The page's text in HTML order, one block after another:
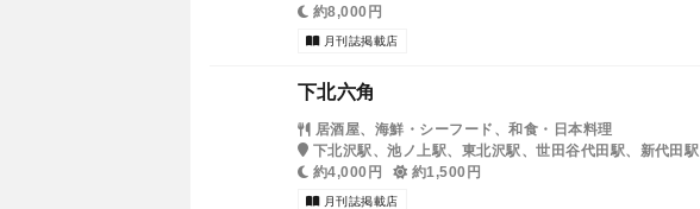
約8,000円
月刊誌掲載店
下北六角
居酒屋、海鮮・シーフード、和食・日本料理
下北沢駅、池ノ上駅、東北沢駅、世田谷代田駅、新代田駅
約4,000円
約1,500円
月刊誌掲載店